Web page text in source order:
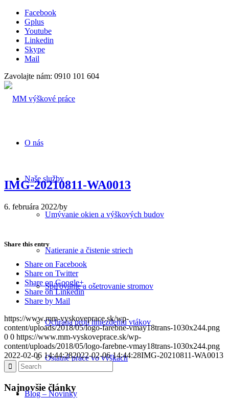
Facebook
Gplus
Youtube
Linkedin
Skype
Mail
Zavolajte nám: 0910 101 604
O nás
Naše služby
Umývanie okien a výškových budov
Natieranie a čistenie striech
Spiľovanie a ošetrovanie stromov
Ochrana proti hniezdeniu vtákov
Ostatné práce vo výškach
Blog – Novinky
IMG-20210811-WA0013
6. februára 2022/by
Share this entry
Share on Facebook
Share on Twitter
Share on Google+
Share on Linkedin
Share by Mail
https://www.mm-vyskoveprace.sk/wp-
content/uploads/2018/05/logo-farebne-vmay18trans-1030x244.png
0 0 https://www.mm-vyskoveprace.sk/wp-
content/uploads/2018/05/logo-farebne-vmay18trans-1030x244.png
2022-02-06 14:44:282022-02-06 14:44:28IMG-20210811-WA0013
Najnovšie články